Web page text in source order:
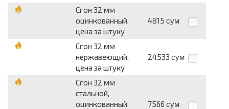
Сгон 32 мм
оцинкованный,
цена за штуку
4815 сум
Сгон 32 мм
нержавеющий,
цена за штуку
24533 сум
Сгон 32 мм
стальной,
оцинкованный,
7566 сум